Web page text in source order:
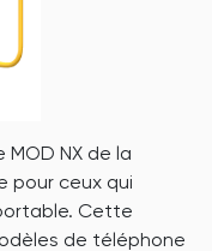
NX de la
pour ceux qui
Cette
de téléphone